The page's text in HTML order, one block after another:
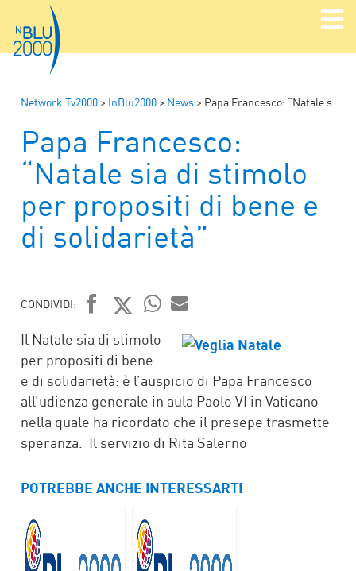
Network Tv2000 > InBlu2000 > News > Papa Francesco: “Natale sia di stimolo per propositi di bene e di solidarietà”
Papa Francesco:
“Natale sia di stimolo
per propositi di bene e
di solidarietà”
CONDIVIDI:
FACEBOOK
TWITTER
WHATSAPP
MAIL
Il Natale sia di stimolo
per propositi di bene
e di solidarietà: è l’auspicio di Papa Francesco
all’udienza generale in aula Paolo VI in Vaticano
nella quale ha ricordato che il presepe trasmette
speranza. Il servizio di Rita Salerno
POTREBBE ANCHE INTERESSARTI